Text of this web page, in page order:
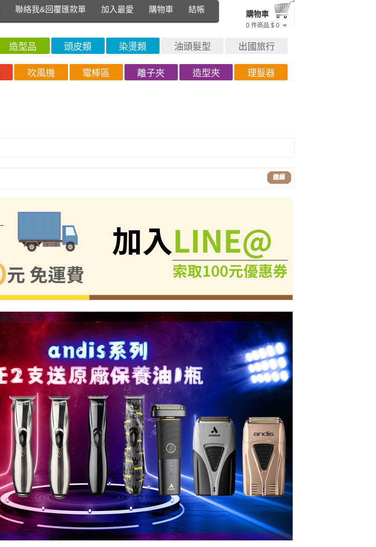
購物車
0 件商品 $ 0
聯絡我&回覆匯款單 加入最愛 購物車 結帳
造型品 頭皮類 染燙類 油頭髮型
出國旅行
吹風機 電棒區 離子夾 造型夾 理髮器
繼續